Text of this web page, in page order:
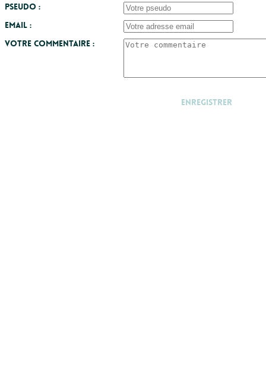
Pseudo :
Email :
Votre commentaire :
Enregistrer